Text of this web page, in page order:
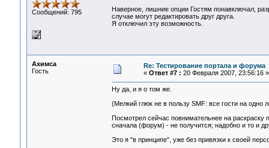
Сообщений: 795
Наверное, лишние опции Гостям понавключал,
случае могут редактировать друг друга.
Я отключил эту возможность.
Ахимса
Гость
Re: Тестирование портала и форума
« Ответ #7 : 20 Февраля 2007, 23:56:16 »
Ну да, и я о том же.
(Мелкий глюк не в пользу SMF: все гости на
Посмотрел сейчас повнимательнее на
сначала (форум) - не получится; надобно и то и
Это я "в принципе", уже без привязки к своей